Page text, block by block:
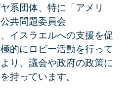
系団体、特に「アメリ
共問題委員会
、イスラエルへの支援を促
的にロビー活動を行って
り、議会や政府の政策に
持っています。